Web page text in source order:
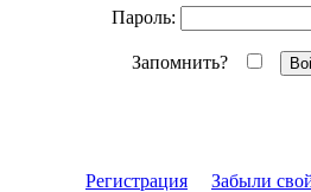
Пароль:
Запомнить?
Регистрация Забыли